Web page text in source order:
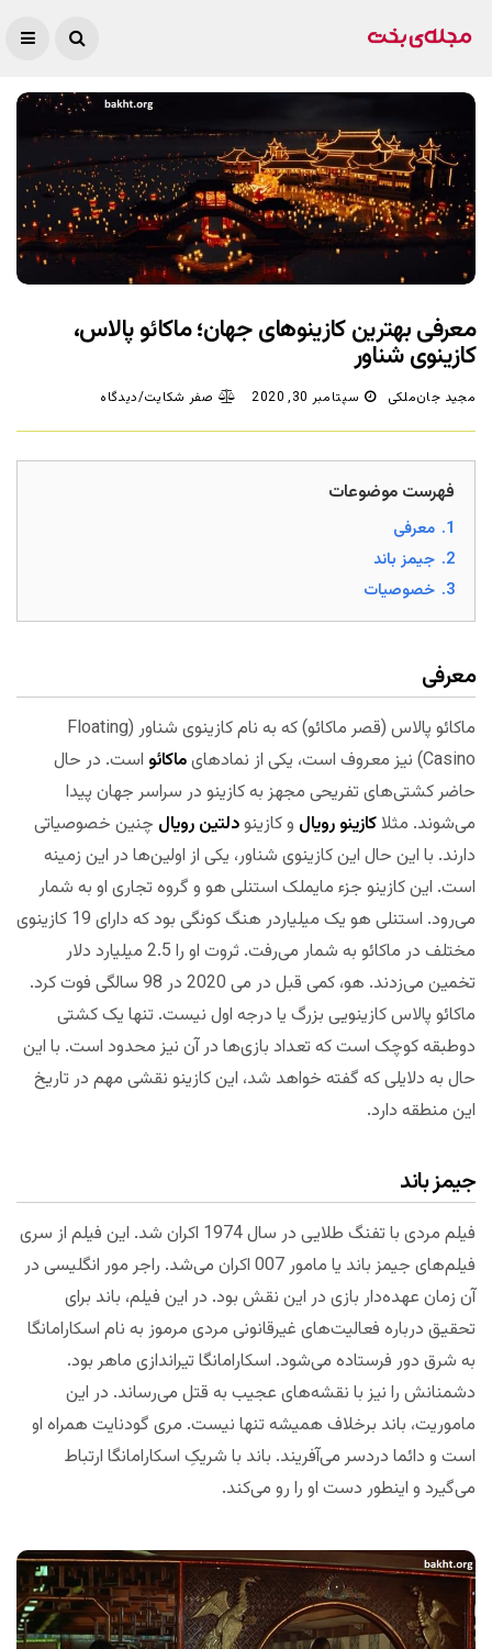
معرفی بهترین کازینوهای جهان؛ ماکائو پالاس،
کازینوی شناور
مجید جان‌ملکی سپتامبر 30, 2020 صفر شکایت/دیدگاه
فهرست موضوعات
1. معرفی
2. جیمز باند
3. خصوصیات
معرفی
ماکائو پالاس (قصر ماکائو) که به نام کازینوی شناور (Floating
Casino) نیز معروف است، یکی از نمادهای
ماکائو است. در حال
حاضر کشتی‌های تفریحی مجهز به کازینو در سراسر جهان پیدا
می‌شوند. مثلا کازینو رویال و کازینودلتین رویال چنین خصوصیاتی
دارند. با این حال این کازینوی شناور، یکی از اولین‌ها در این زمینه
است. این کازینو جزء مایملک استنلی هو و گروه تجاری او به شمار
می‌رود. استنلی هو یک میلیاردر هنگ کونگی بود که دارای 19 کازینوی
مختلف در ماکائو به شمار می‌رفت. ثروت او را 2.5 میلیارد دلار
تخمین می‌زدند. هو، کمی قبل در می 2020 در 98 سالگی فوت کرد.
ماکائو پالاس کازینویی بزرگ یا درجه اول نیست. تنها یک کشتی
دوطبقه کوچک است که تعداد بازی‌ها در آن نیز محدود است. با این
حال به دلایلی که گفته خواهد شد، این کازینو نقشی مهم در تاریخ
این منطقه دارد.
جیمز باند
فیلم مردی با تفنگ طلایی در سال 1974 اکران شد. این فیلم از سری
فیلم‌های جیمز باند یا مامور 007 اکران می‌شد. راجر مور انگلیسی در
آن زمان عهده‌دار بازی در این نقش بود. در این فیلم، باند برای
تحقیق درباره فعالیت‌های غیرقانونی مردی مرموز به نام اسکارامانگا
به شرق دور فرستاده می‌شود. اسکارامانگا تیراندازی ماهر بود.
دشمنانش را نیز با نقشه‌های عجیب به قتل می‌رساند. در این
ماموریت، باند برخلاف همیشه تنها نیست. مری گودنایت همراه او
است و دائما دردسر می‌آفریند. باند با شریکِ اسکارامانگا ارتباط
می‌گیرد و اینطور دست او را رو می‌کند.